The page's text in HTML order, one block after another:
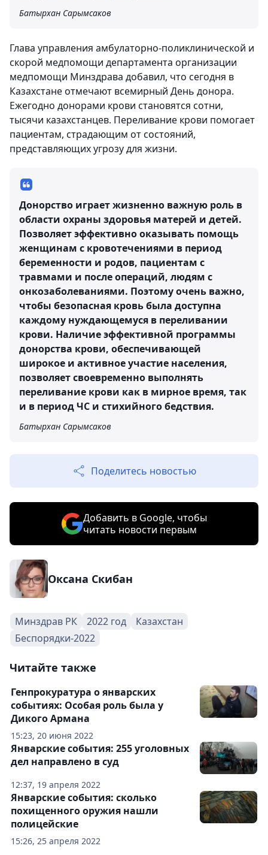
Батырхан Сарымсаков
Глава управления амбулаторно-поликлинической и
скорой медпомощи департамента организации
медпомощи Минздрава добавил, что сегодня в
Казахстане отмечают всемирный День донора.
Ежегодно донорами крови становятся сотни,
тысячи казахстанцев. Переливание крови помогает
пациентам, страдающим от состояний,
представляющих угрозу для жизни.
Донорство играет жизненно важную роль в
области охраны здоровья матерей и детей.
Позволяет эффективно оказывать помощь
женщинам с кровотечениями в период
беременности и родов, пациентам с
травмами и после операций, людям с
онкозаболеваниями. Поэтому очень важно,
чтобы безопасная кровь была доступна
каждому нуждающемуся в переливании
крови. Наличие эффективной программы
донорства крови, обеспечивающей
широкое и активное участие населения,
позволяет своевременно выполнять
переливание крови как в мирное время, так
и в период ЧС и стихийного бедствия.
Батырхан Сарымсаков
Поделитесь новостью
Добавить в Google, чтобы
читать новости первым
Оксана Скибан
Минздрав РК 2022 год
Казахстан
Беспорядки-2022
Читайте также
15:23, 20 июня 2022
Генпрокуратура о январских
событиях: Особая роль была у
Дикого Армана
12:37, 19 апреля 2022
Январские события: 255 уголовных
дел направлено в суд
15:26, 25 апреля 2022
Январские события: сколько
похищенного оружия нашли
полицейские